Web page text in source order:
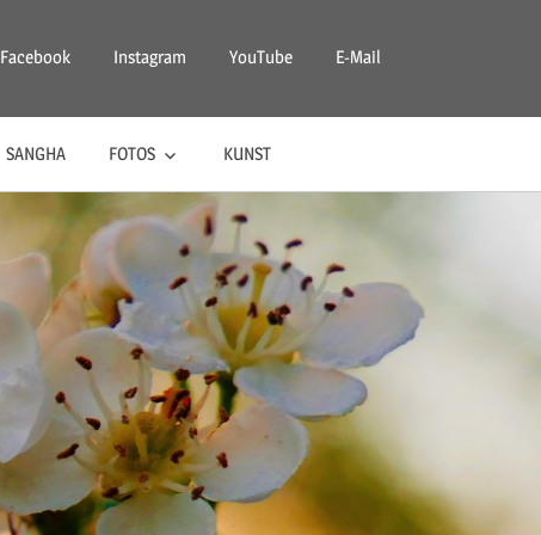
Facebook Instagram YouTube E-Mail
SANGHA FOTOS KUNST